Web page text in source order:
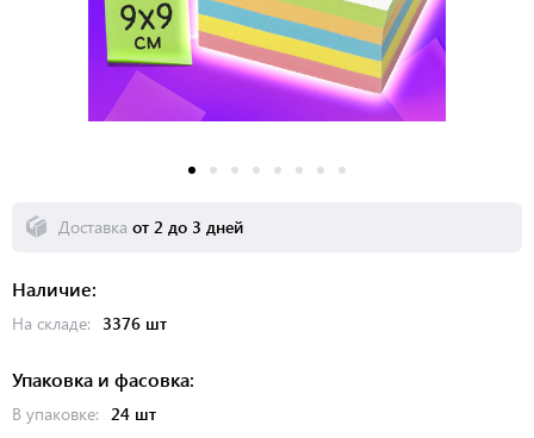
Наличие:
На складе: 3376 шт
Упаковка и фасовка:
В упаковке:
24 шт
Доставка от 2 до 3 дней